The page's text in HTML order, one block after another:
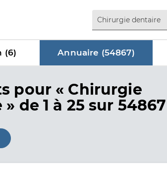
(6) Annuaire (54867)
dans Annuaire
pour « Chirurgie
» de 1 à 25 sur 54867